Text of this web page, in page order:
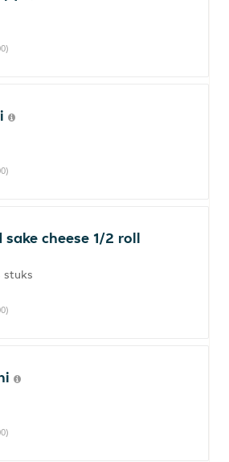
cheese 1/2 roll
stuks